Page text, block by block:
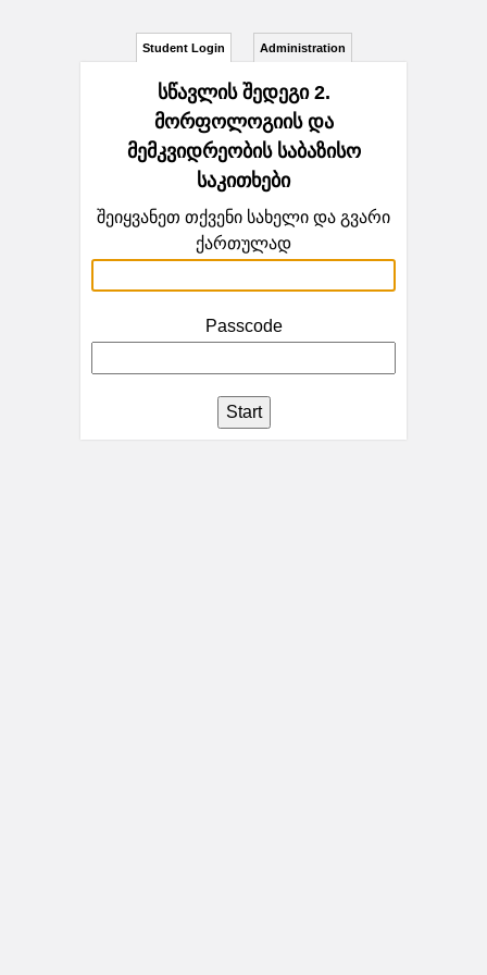
Student Login Administration
სწავლის შედეგი 2.
მორფოლოგიის და
მემკვიდრეობის საბაზისო
საკითხები
შეიყვანეთ თქვენი სახელი და გვარი
ქართულად
Passcode